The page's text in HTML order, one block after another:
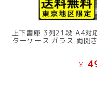
上下書庫 3列21段 A4
ターケース ガラス 両開
¥